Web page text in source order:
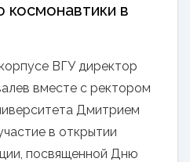
космонавтики в
ВГУ директор
вместе с ректором
Дмитрием
в открытии
посвященной Дню